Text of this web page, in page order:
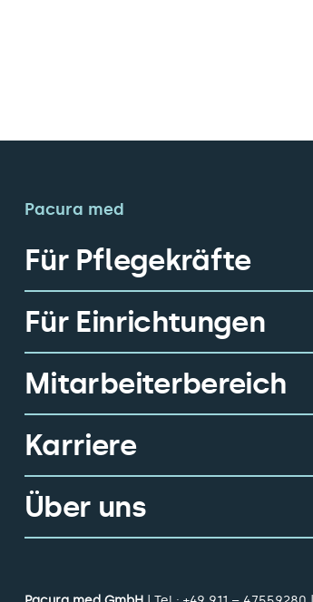
Pacura med
Für Pflegekräfte
Für Einrichtungen
Mitarbeiterbereich
Karriere
Über uns